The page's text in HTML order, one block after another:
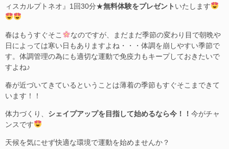
ィスカルプトネオ』1回30分★無料体験をプレゼント いたします
春はもうすぐそこ
なのですが、まだまだ季節の変わり目で朝晩や
日によっては寒い日もありますよね・・・体調を崩しやすい季節で
す。体調管理の為にも適切な運動で免疫力もキープしておきたいで
すよね♪
春が近づいてきているということは薄着の季節もすぐそこまできて
います！！
体力づくり、 シェイプアップを目指して始めるなら今！！ 今がチャ
ンスです
天候を気にせず快適な環境で運動を始めませんか？